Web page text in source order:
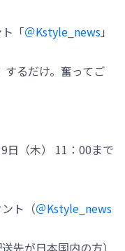
「＠Kstyle_news」
するだけ。奮ってご
日（木） 11：00まで
ト（＠Kstyle_news
先が日本国内の方）